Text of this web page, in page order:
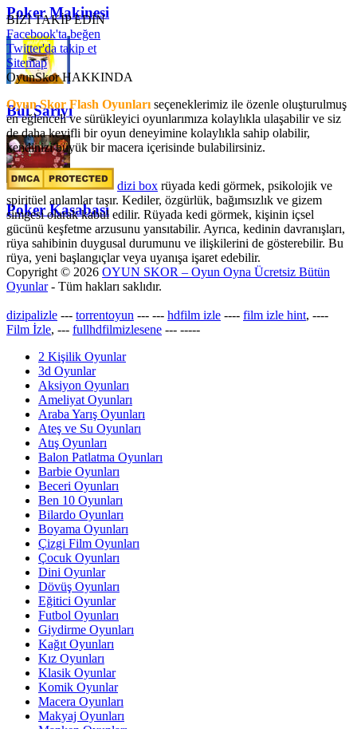
Poker Makinesi
Bul Sarıyı
Poker Kasabası
BİZİ TAKİP EDİN
Facebook'ta beğen
Twitter'da takip et
Sitemap
OyunSkor HAKKINDA
Oyun Skor Flash Oyunları seçeneklerimiz ile özenle oluşturulmuş
en eğlenceli ve sürükleyici oyunlarımıza kolaylıkla ulaşabilir ve siz
de daha keyifli bir oyun deneyimine kolaylıkla sahip olabilir,
kendinizi büyük bir macera içerisinde bulabilirsiniz.
dizi box rüyada kedi görmek​, psikolojik ve
spiritüel anlamlar taşır. Kediler, özgürlük, bağımsızlık ve gizem
simgesi olarak kabul edilir. Rüyada kedi görmek, kişinin içsel
gücünü keşfetme arzusunu yansıtabilir. Ayrıca, kedinin davranışları,
rüya sahibinin duygusal durumunu ve ilişkilerini de gösterebilir. Bu
rüya, yeni başlangıçlar veya uyanışa işaret edebilir.
Copyright © 2026 OYUN SKOR – Oyun Oyna Ücretsiz Bütün
Oyunlar- Tüm hakları saklıdır.
dizipalizle --- torrentoyun --- --- hdfilm izle ---- film izle hint, ----
Film İzle, --- fullhdfilmizlesene --- -----
2 Kişilik Oyunlar
3d Oyunlar
Aksiyon Oyunları
Ameliyat Oyunları
Araba Yarış Oyunları
Ateş ve Su Oyunları
Atış Oyunları
Balon Patlatma Oyunları
Barbie Oyunları
Beceri Oyunları
Ben 10 Oyunları
Bilardo Oyunları
Boyama Oyunları
Çizgi Film Oyunları
Çocuk Oyunları
Dini Oyunlar
Dövüş Oyunları
Eğitici Oyunlar
Futbol Oyunları
Giydirme Oyunları
Kağıt Oyunları
Kız Oyunları
Klasik Oyunlar
Komik Oyunlar
Macera Oyunları
Makyaj Oyunları